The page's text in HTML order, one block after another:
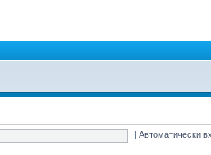
|Автоматически